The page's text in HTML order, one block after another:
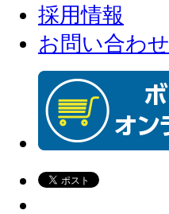
採用情報
お問い合わせ